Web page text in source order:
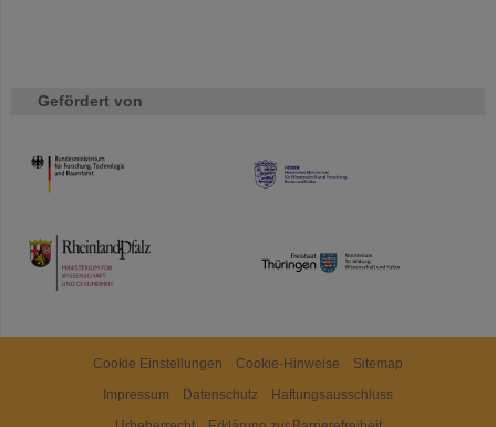
Gefördert von
HMWK
TMWWDG
Cookie Einstellungen Cookie-Hinweise
Sitemap
Impressum
Datenschutz
Haftungsausschluss